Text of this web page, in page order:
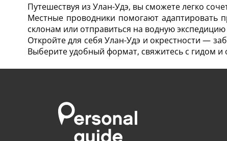
Путешествуя из Улан-Удэ, вы сможете легко
Местные проводники помогают адаптировать
склонам или отправиться на водную
Откройте для себя Улан-Удэ и окрестности —
Выберите удобный формат, свяжитесь с гидом